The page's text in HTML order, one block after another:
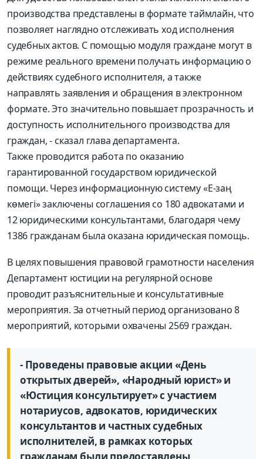
производства представлены в формате таймлайн, что
позволяет наглядно отслеживать ход исполнения
судебных актов. С помощью модуля граждане могут в
режиме реального времени получать информацию о
действиях судебного исполнителя, а также
направлять заявления и обращения в электронном
формате. Это значительно повышает прозрачность и
доступность исполнительного производства для
граждан, - сказал глава департамента.
Также проводится работа по оказанию
гарантированной государством юридической
помощи. Через информационную систему «E-заң
көмегі» заключены соглашения со 180 адвокатами и
12 юридическими консультантами, благодаря чему
1386 гражданам была оказана юридическая помощь.
В целях повышения правовой грамотности населения
Департамент юстиции на регулярной основе
проводит разъяснительные и консультативные
мероприятия. За отчетный период организовано 8
мероприятий, которыми охвачены 2569 граждан.
- Проведены правовые акции «День
открытых дверей», «Народный юрист» и
«Юстиция консультирует» с участием
нотариусов, адвокатов, юридических
консультантов и частных судебных
исполнителей, в рамках которых
гражданам были предоставлены